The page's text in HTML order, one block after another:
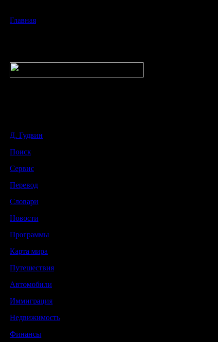
Главная
Д. Гудвин
Поиск
Сервис
Перевод
Словари
Новости
Программы
Карта мира
Путешествия
Автомобили
Иммиграция
Недвижимость
Финансы